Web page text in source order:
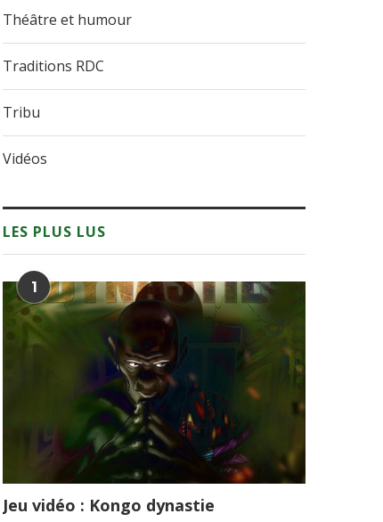
31 juillet 2026
Théâtre et humour
Traditions RDC
Tribu
Vidéos
LES PLUS LUS
1
Jeu vidéo : Kongo dynastie